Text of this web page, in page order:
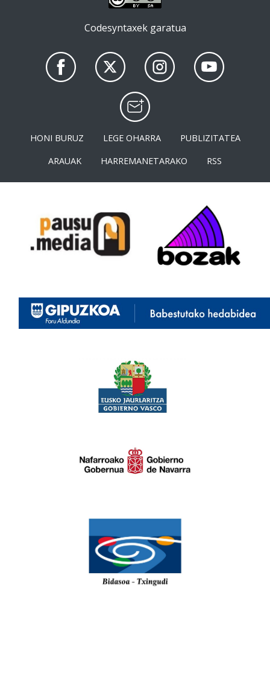
Codesyntaxek garatua
HONI BURUZ LEGE OHARRA
PUBLIZITATEA
ARAUAK
HARREMANETARAKO RSS